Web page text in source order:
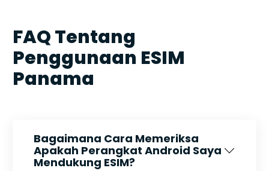
FAQ Tentang
Penggunaan ESIM
Panama
Bagaimana Cara Memeriksa
Apakah Perangkat Android Saya
Mendukung ESIM?